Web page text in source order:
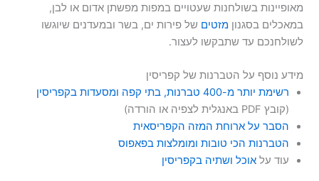
מאופיינות בשולחנות שעטויים במפות מפשתן אדום או לבן,
במאכלים בסגנוןמזטים של פירות ים, בשר ובמעדנים שיוגשו
לשולחנכם עד שתבקשו לעצור.
מידע נוסף על הטברנות של קפריסין
רשימת יותר מ-400 טברנות, בתי קפה ומסעדות בקפריסין
(קובץ PDF באנגלית לצפיה או הורדה)
הסבר על ארוחת המזה הקפריסאית
הטברנות הכי טובות ומומלצות בפאפוס
עוד עלאוכל ושתיה בקפריסין